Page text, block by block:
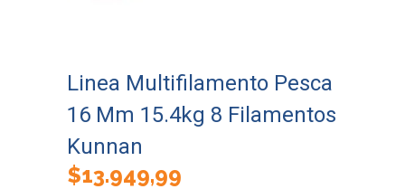
Linea Multifilamento Pesca
16 Mm 15.4kg 8 Filamentos
Kunnan
$13.949,99